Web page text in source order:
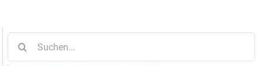
nach: